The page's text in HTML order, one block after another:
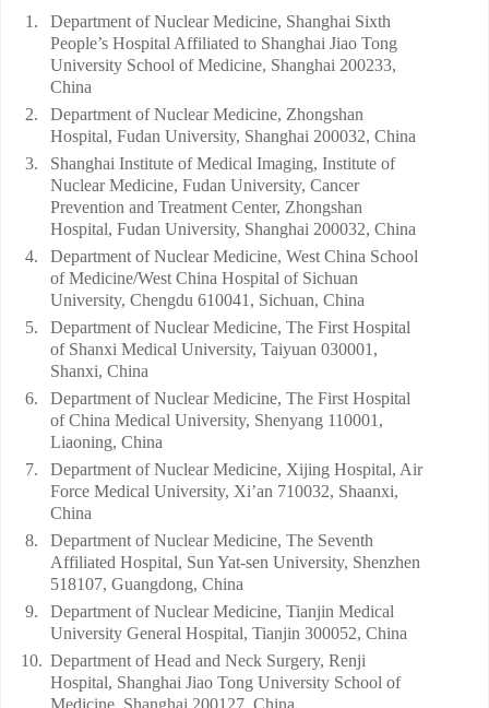
1.
Department of Nuclear Medicine, Shanghai Sixth
People’s Hospital Affiliated to Shanghai Jiao Tong
University School of Medicine, Shanghai 200233,
China
2.
Department of Nuclear Medicine, Zhongshan
Hospital, Fudan University, Shanghai 200032, China
3.
Shanghai Institute of Medical Imaging, Institute of
Nuclear Medicine, Fudan University, Cancer
Prevention and Treatment Center, Zhongshan
Hospital, Fudan University, Shanghai 200032, China
4.
Department of Nuclear Medicine, West China School
of Medicine/West China Hospital of Sichuan
University, Chengdu 610041, Sichuan, China
5.
Department of Nuclear Medicine, The First Hospital
of Shanxi Medical University, Taiyuan 030001,
Shanxi, China
6.
Department of Nuclear Medicine, The First Hospital
of China Medical University, Shenyang 110001,
Liaoning, China
7.
Department of Nuclear Medicine, Xijing Hospital, Air
Force Medical University, Xi’an 710032, Shaanxi,
China
8.
Department of Nuclear Medicine, The Seventh
Affiliated Hospital, Sun Yat-sen University, Shenzhen
518107, Guangdong, China
9.
Department of Nuclear Medicine, Tianjin Medical
University General Hospital, Tianjin 300052, China
10. Department of Head and Neck Surgery, Renji
Hospital, Shanghai Jiao Tong University School of